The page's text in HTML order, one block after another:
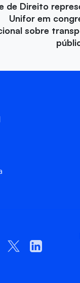
de Direito
Unifor em
sobre